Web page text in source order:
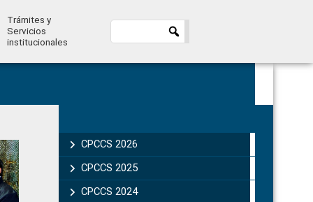
Trámites y
Servicios
institucionales
Sidebar
CPCCS 2026
CPCCS 2025
CPCCS 2024